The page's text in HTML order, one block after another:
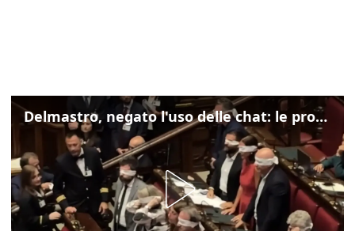
Delmastro, negato l'uso delle chat: le proteste di Avs e M5s